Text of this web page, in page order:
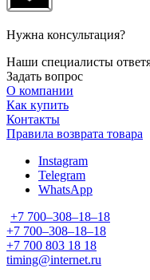
Нужна консультация?
Наши специалисты
Задать вопрос
О компании
Как купить
Контакты
Правила возврата товара
Instagram
Telegram
WhatsApp
+7 700‒308‒18‒18
+7 700‒308‒18‒18
+7 700 803 18 18
timing@internet.ru